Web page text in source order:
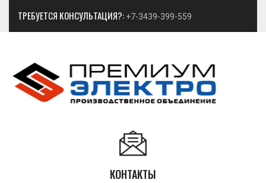
ТРЕБУЕТСЯ КОНСУЛЬТАЦИЯ?: +7-3439-399-559
КОНТАКТЫ